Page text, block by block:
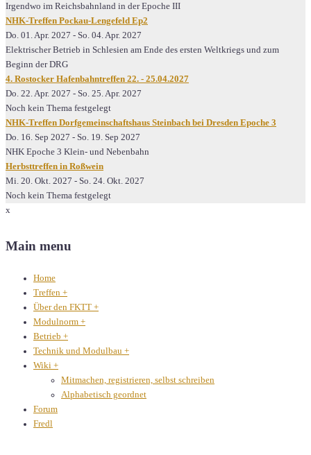
Irgendwo im Reichsbahnland in der Epoche III
NHK-Treffen Pockau-Lengefeld Ep2
Do. 01. Apr. 2027 - So. 04. Apr. 2027
Elektrischer Betrieb in Schlesien am Ende des ersten Weltkriegs und zum
Beginn der DRG
4. Rostocker Hafenbahntreffen 22. - 25.04.2027
Do. 22. Apr. 2027 - So. 25. Apr. 2027
Noch kein Thema festgelegt
NHK-Treffen Dorfgemeinschaftshaus Steinbach bei Dresden Epoche 3
Do. 16. Sep 2027 - So. 19. Sep 2027
NHK Epoche 3 Klein- und Nebenbahn
Herbsttreffen in Roßwein
Mi. 20. Okt. 2027 - So. 24. Okt. 2027
Noch kein Thema festgelegt
x
Main menu
Home
Treffen +
Über den FKTT +
Modulnorm +
Betrieb +
Technik und Modulbau +
Wiki +
Mitmachen, registrieren, selbst schreiben
Alphabetisch geordnet
Forum
Fredl